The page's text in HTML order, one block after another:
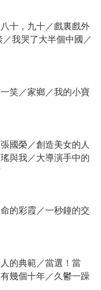
十，九十／戲裏戲外
我哭了大半個中國／
笑／家鄉／我的小寶
國榮／創造美女的人
與我／大導演手中的
的彩霞／一秒鐘的交
的典範／當選！當
幾個十年／久鬱一躁